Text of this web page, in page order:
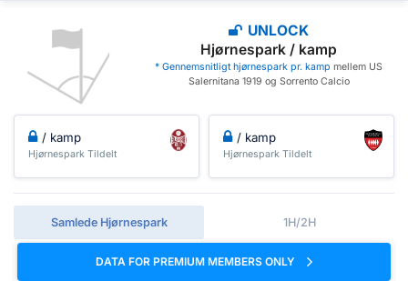
UNLOCK
Hjørnespark / kamp
* Gennemsnitligt hjørnespark pr. kamp mellem US
Salernitana 1919 og Sorrento Calcio
/ kamp
Hjørnespark Tildelt
/ kamp
Hjørnespark Tildelt
Samlede Hjørnespark 1H/2H
DATA FOR PREMIUM MEMBERS ONLY